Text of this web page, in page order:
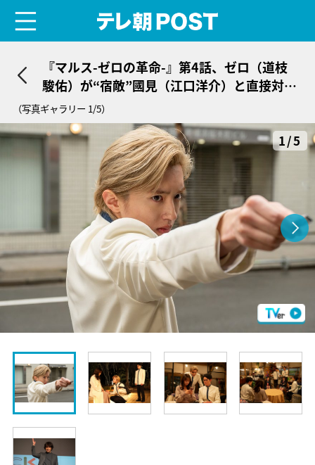
『マルス-ゼロの革命-』第4話、ゼロ（道枝
駿佑）が“宿敵”國見（江口洋介）と直接対
決！
（写真ギャラリー 1/5）
1/5